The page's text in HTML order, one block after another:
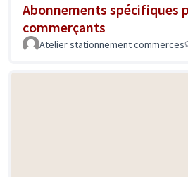
Abonnements spécifiques
commerçants
Atelier stationnement commerces